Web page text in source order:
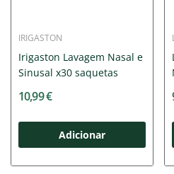
IRIGASTON
Irigaston Lavagem Nasal e
Sinusal x30 saquetas
10,99 €
Adicionar